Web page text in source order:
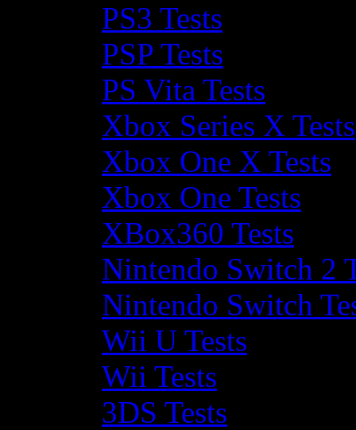
PS3 Tests
PSP Tests
PS Vita Tests
Xbox Series X Tests
Xbox One X Tests
Xbox One Tests
XBox360 Tests
Nintendo Switch 2
Nintendo Switch
Wii U Tests
Wii Tests
3DS Tests